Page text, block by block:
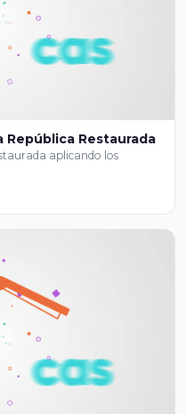
República Restaurada
aplicando los